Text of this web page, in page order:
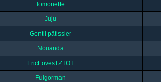
lomonette
Juju
Gentil pâtissier
Nouanda
EricLovesTZTOT
Fulgorman